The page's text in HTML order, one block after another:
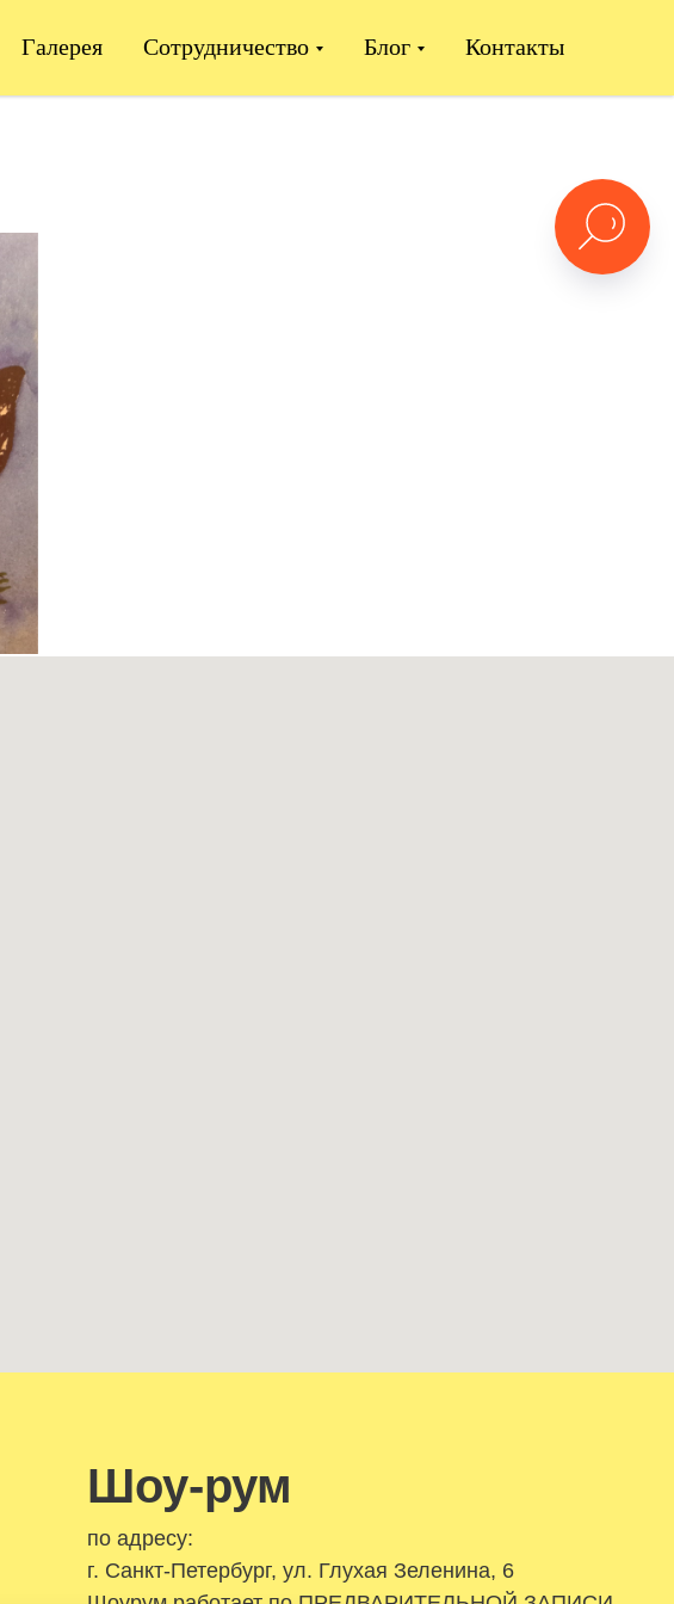
Галерея Сотрудничество Блог Контакты
Шоу-рум
по адресу:
г. Санкт-Петербург, ул. Глухая Зеленина, 6